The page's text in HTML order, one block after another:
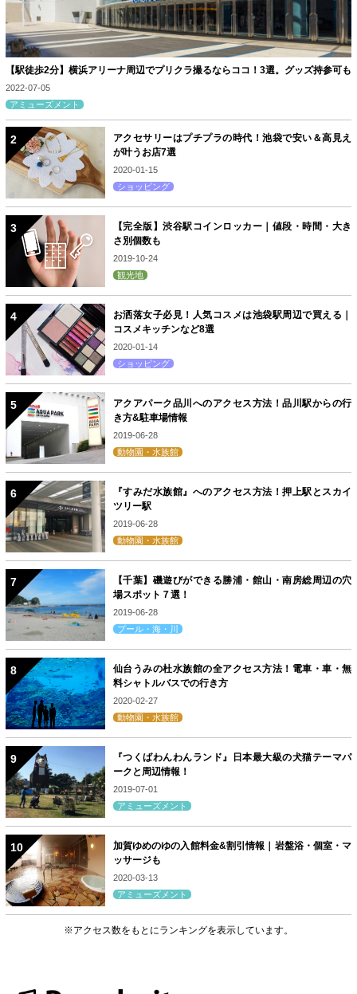
【駅徒歩2分】横浜アリーナ周辺でプリクラ撮るならココ！3選。グッズ持参可も
2022-07-05
アミューズメント
アクセサリーはプチプラの時代！池袋で安い＆高見え
が叶うお店7選
2020-01-15
ショッピング
【完全版】渋谷駅コインロッカー｜値段・時間・大き
さ別個数も
2019-10-24
観光地
お洒落女子必見！人気コスメは池袋駅周辺で買える｜
コスメキッチンなど8選
2020-01-14
ショッピング
アクアパーク品川へのアクセス方法！品川駅からの行
き方&駐車場情報
2019-06-28
動物園・水族館
『すみだ水族館』へのアクセス方法！押上駅とスカイ
ツリー駅
2019-06-28
動物園・水族館
【千葉】磯遊びができる勝浦・館山・南房総周辺の穴
場スポット７選！
2019-06-28
プール・海・川
仙台うみの杜水族館の全アクセス方法！電車・車・無
料シャトルバスでの行き方
2020-02-27
動物園・水族館
『つくばわんわんランド』日本最大級の犬猫テーマパ
ークと周辺情報！
2019-07-01
アミューズメント
加賀ゆめのゆの入館料金&割引情報｜岩盤浴・個室・マ
ッサージも
2020-03-13
アミューズメント
※アクセス数をもとにランキングを表示しています。